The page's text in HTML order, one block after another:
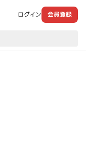
ログイン 会員登録